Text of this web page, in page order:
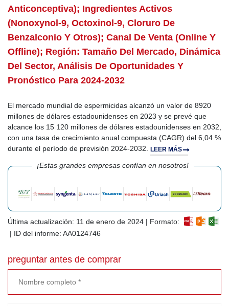
Anticonceptiva); Ingredientes Activos
(nonoxynol-9, Octoxinol-9, Cloruro De
Benzalconio Y Otros); Canal De Venta (online Y
Offline); Región: Tamaño Del Mercado, Dinámica
Del Sector, Análisis De Oportunidades Y
Pronóstico Para 2024-2032
El mercado mundial de espermicidas alcanzó un valor de 8920
millones de dólares estadounidenses en 2023 y se prevé que
alcance los 15 120 millones de dólares estadounidenses en 2032,
con una tasa de crecimiento anual compuesta (CAGR) del 6,04 %
durante el período de previsión 2024-2032. LEER MÁS
¡Estas grandes empresas confían en nosotros!
Última actualización: 11 de enero de 2024 | Formato:
| ID del informe: AA0124746
preguntar antes de comprar